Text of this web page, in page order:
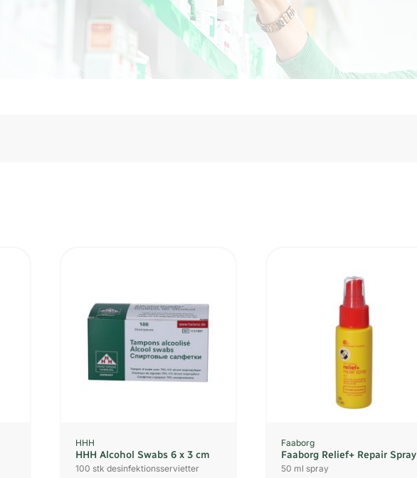
HHH
HHH Alcohol Swabs 6 x 3 cm
100 stk desinfektionsservietter
Faaborg
Faaborg Relief+ Repair Spray
50 ml spray